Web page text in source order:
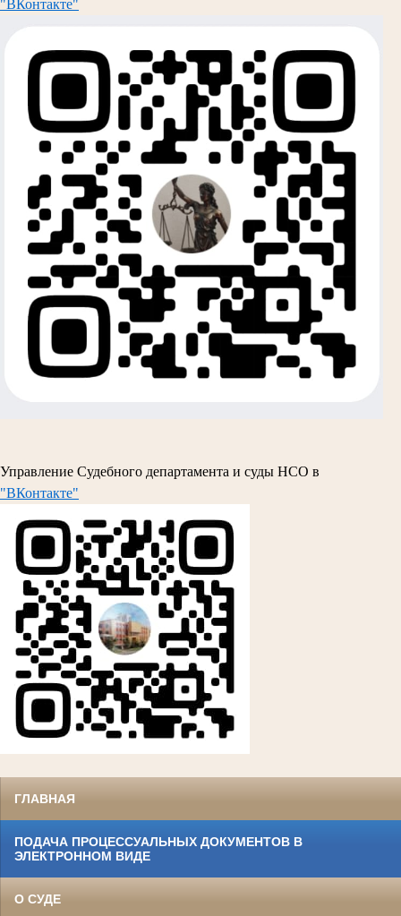
"ВКонтакте"
Управление Судебного департамента и суды НСО в
"ВКонтакте"
ГЛАВНАЯ
ПОДАЧА ПРОЦЕССУАЛЬНЫХ ДОКУМЕНТОВ В
ЭЛЕКТРОННОМ ВИДЕ
О СУДЕ